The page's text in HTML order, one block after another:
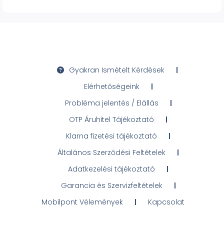
Gyakran Ismételt Kérdések
Elérhetőségeink
Probléma jelentés / Elállás
OTP Áruhitel Tájékoztató
Klarna fizetési tájékoztató
Általános Szerződési Feltételek
Adatkezelési tájékoztató
Garancia és Szervizfeltételek
Mobilpont Vélemények
Kapcsolat